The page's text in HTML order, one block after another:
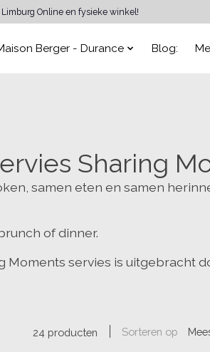
Online en fysieke winkel!
Berger - Durance Blog:
Sharing
samen eten en samen
of dinner.
Moments servies is uitgebracht
24 producten Sorteren op